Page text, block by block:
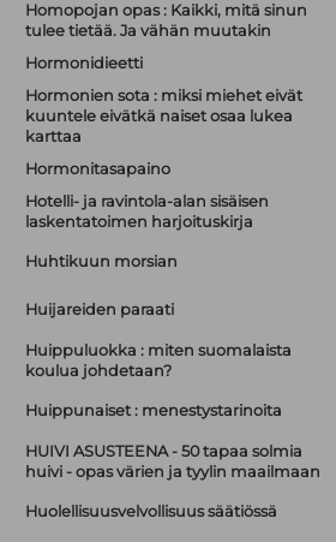
Homopojan opas : Kaikki, mitä sinun
tulee tietää. Ja vähän muutakin
Hormonidieetti
Hormonien sota : miksi miehet eivät
kuuntele eivätkä naiset osaa lukea
karttaa
Hormonitasapaino
Hotelli- ja ravintola-alan sisäisen
laskentatoimen harjoituskirja
Huhtikuun morsian
Huijareiden paraati
Huippuluokka : miten suomalaista
koulua johdetaan?
Huippunaiset : menestystarinoita
HUIVI ASUSTEENA - 50 tapaa solmia
huivi - opas värien ja tyylin maailmaan
Huolellisuusvelvollisuus säätiössä